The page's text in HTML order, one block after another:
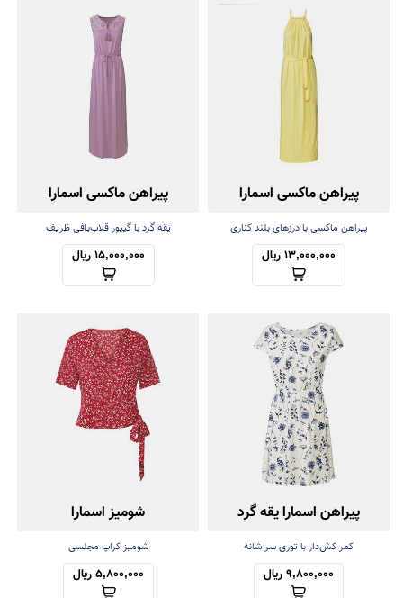
پیراهن ماکسی اسمارا
پیراهن ماکسی با درزهای بلند کناری
13,000,000 ریال
پیراهن ماکسی اسمارا
(ساحلی)
یقه گرد با گیپور قلاب‌بافی ظریف
15,000,000 ریال
پیراهن اسمارا یقه گرد
کمر کش‌دار با توری سر شانه
9,800,000 ریال
شومیز اسمارا
شومیز کراپ مجلسی
5,800,000 ریال